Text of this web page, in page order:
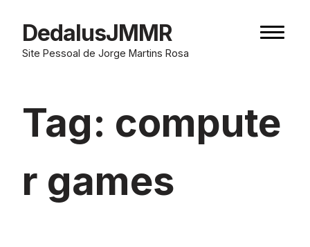
contentDedalusJMMR
Site Pessoal de Jorge Martins Rosa
Tag: compute
r games